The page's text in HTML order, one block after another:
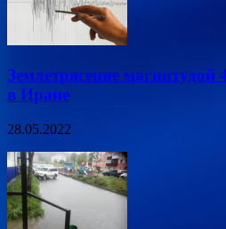
Землетрясение магнитудой
в Иране
28.05.2022